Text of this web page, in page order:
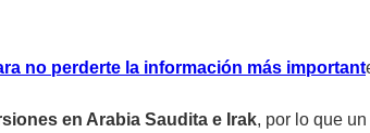
no perderte la información más important
en Arabia Saudita e Irak, por lo que